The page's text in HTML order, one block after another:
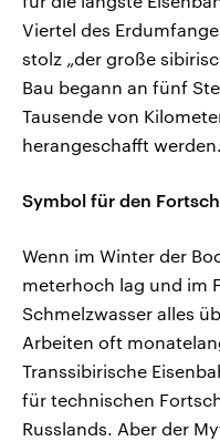
Viertel des
stolz „der große
Bau begann an fünf
Tausende von
herangeschafft werden.
Symbol für den
Wenn im Winter der
meterhoch lag und im
Schmelzwasser alles
Arbeiten oft
Transsibirische
für technischen
Russlands. Aber der